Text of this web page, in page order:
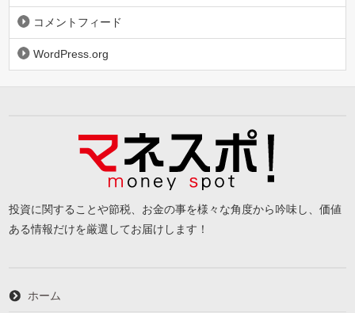
コメントフィード
WordPress.org
投資に関することや節税、お金の事を様々な角度から吟味し、価値
ある情報だけを厳選してお届けします！
ホーム